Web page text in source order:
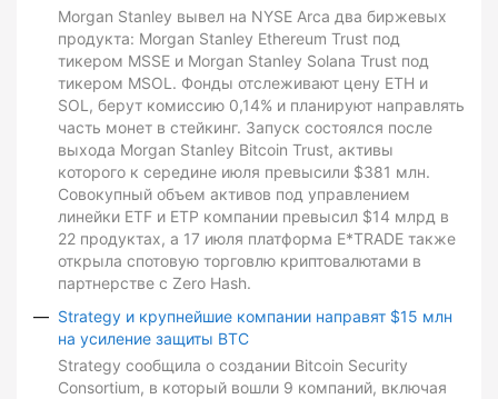
Morgan Stanley вывел на NYSE Arca два биржевых
продукта: Morgan Stanley Ethereum Trust под
тикером MSSE и Morgan Stanley Solana Trust под
тикером MSOL. Фонды отслеживают цену ETH и
SOL, берут комиссию 0,14% и планируют направлять
часть монет в стейкинг. Запуск состоялся после
выхода Morgan Stanley Bitcoin Trust, активы
которого к середине июля превысили $381 млн.
Совокупный объем активов под управлением
линейки ETF и ETP компании превысил $14 млрд в
22 продуктах, а 17 июля платформа E*TRADE также
открыла спотовую торговлю криптовалютами в
партнерстве с Zero Hash.
Strategy и крупнейшие компании направят $15 млн
на усиление защиты BTC
Strategy сообщила о создании Bitcoin Security
Consortium, в который вошли 9 компаний, включая